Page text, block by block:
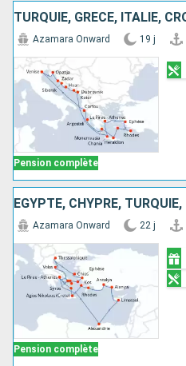
Pension complète
Azamara Onward 19 j
EGYPTE, CHYPRE, TURQUIE,
Pension complète
Azamara Onward 22 j